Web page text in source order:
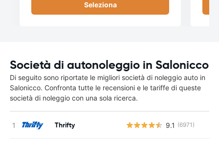
Seleziona
Società di autonoleggio in Salonicco
Di seguito sono riportate le migliori società di noleggio auto in
Salonicco. Confronta tutte le recensioni e le tariffe di queste
società di noleggio con una sola ricerca.
Thrifty 9.1 (6971)